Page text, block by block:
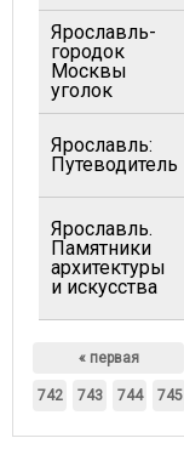
Ярославль-
городок
Москвы
уголок
Ярославль:
Путеводитель
Ярославль.
Памятники
архитектуры
и искусства
« первая
742 743 744 745